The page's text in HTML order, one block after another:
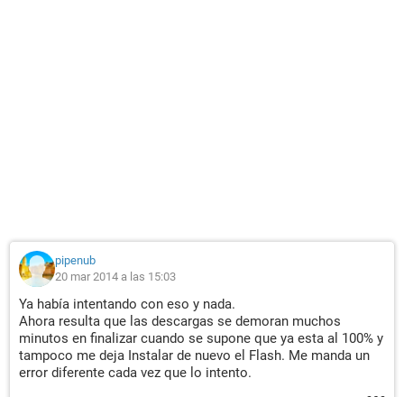
pipenub
20 mar 2014 a las 15:03
Ya había intentando con eso y nada.
Ahora resulta que las descargas se demoran muchos
minutos en finalizar cuando se supone que ya esta al 100% y
tampoco me deja Instalar de nuevo el Flash. Me manda un
error diferente cada vez que lo intento.